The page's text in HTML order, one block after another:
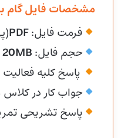
مشخصات فایل گام به گام هندسه3
فرمت فایل:PDF
حجم فایل: 20MB
پاسخ کلیه
جواب کار در
پاسخ تشریحی